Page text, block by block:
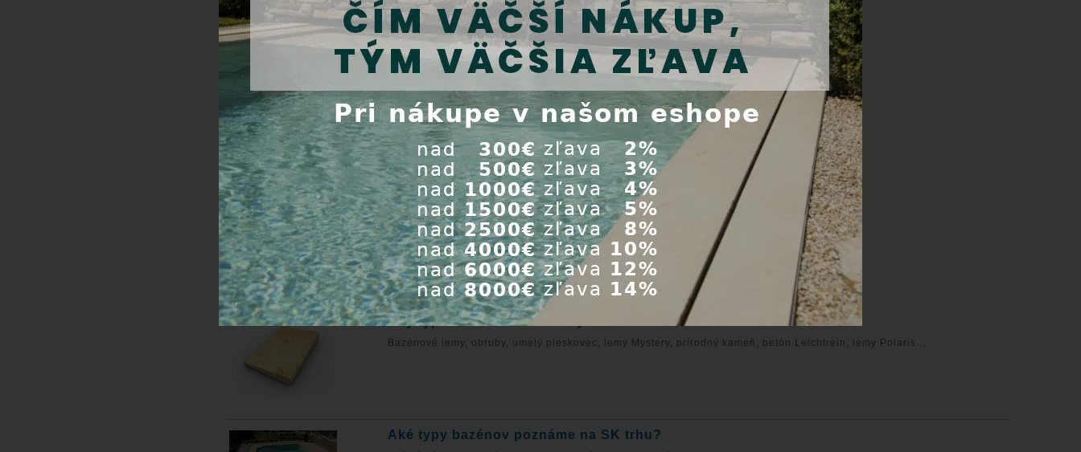
Oceľový 5/5 stupňový rebrík určený ...
Cena s DPH:462,00 €
Kúpiť
Na objednávku
Oceľový 4/1 stupňový rebrík určený ...
Cena s DPH:350,00 €
Kúpiť
Na objednávku
Oceľový 5/1 stupňový rebrík určený ...
Kód produktu: 571504D
Cena s DPH: 375,00 €
Kúpiť
Na objednávku
PORADŇA PRE BAZÉNY
Aký typ bazénového lemu vybrať?
Bazénové lemy, obruby, umelý pieskovec, lemy Mystery, prírodný kameň, betón Leichtrein, lemy Polaris...
Aké typy bazénov poznáme na SK trhu?